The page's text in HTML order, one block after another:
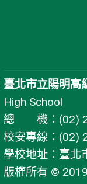
臺北市立陽明高
High School
總 機：(02)
校安專線：(02)
學校地址：臺北
版權所有 ©